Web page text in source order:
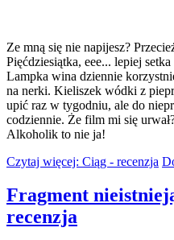
Ze mną się nie napijesz?
Pięćdziesiątka, eee... lepiej
Lampka wina dziennie
na nerki. Kieliszek wódki z
upić raz w tygodniu, ale do
codziennie. Że film mi się
Alkoholik to nie ja!
Czytaj więcej: Ciąg - recenzja
Fragment
recenzja